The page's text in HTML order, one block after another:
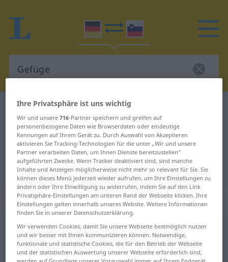
Deutsch-Slowenisch Wörterbuch
Deutsch-Slowenisch Übersetzung
für "Gefüge"
"Gefüge" Slowenisch Übersetzung
„Gefüge“: Neutrum
Gefügen
Übersicht aller Übersetzungen
(Für mehr Details die Übersetzung anklicken/antippen)
Ihre Privatsphäre ist uns wichtig
Wir und unsere716-Partner speichern und greifen auf
personenbezogene Daten wie Browserdaten oder eindeutige
Kennungen auf Ihrem Gerät zu. Durch Auswahl von Akzeptieren
aktivieren Sie Tracking-Technologien für die unter „Wir und unsere
Partner verarbeiten Daten, um Ihnen Dienste bereitzustellen“
aufgeführten Zwecke. Wenn Tracker deaktiviert sind, sind manche
Inhalte und Anzeigen möglicherweise nicht mehr so relevant für Sie. Sie
können dieses Menü jederzeit wieder aufrufen, um Ihre Einstellungen zu
ändern oder Ihre Einwilligung zu widerrufen, indem Sie auf den Link
Privatsphäre-Einstellungen am unteren Rand der Webseite klicken. Ihre
Einstellungen gelten innerhalb unseres Website. Weitere Informationen
finden Sie in unserer Datenschutzerklärung.
Wir verwenden Cookies, damit Sie unsere Webseite bestmöglich nutzen
und wir besser mit Ihnen kommunizieren können. Notwendige,
funktionale und statistische Cookies, die für den Betrieb der Webseite
und der statistischen Auswertung unserer Webseite erforderlich sind,
werden auf Grundlage unserer Vorauswahl immer auf Ihrem Endgerät